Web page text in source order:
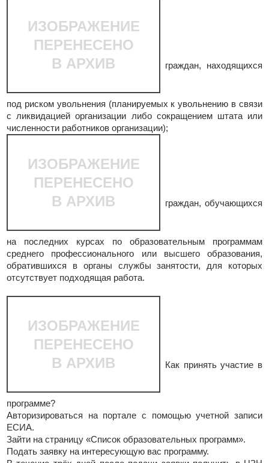
ИЗОБРАЖЕНИЕ
ПЕРЕНЕСЕНО
В АРХИВ
граждан, находящихся
под риском увольнения (планируемых к увольнению в связи
с ликвидацией организации либо сокращением штата или
численности работников организации);
ИЗОБРАЖЕНИЕ
ПЕРЕНЕСЕНО
В АРХИВ
граждан, обучающихся
на последних курсах по образовательным программам
среднего профессионального или высшего образования,
обратившихся в органы службы занятости, для которых
отсутствует подходящая работа.
ИЗОБРАЖЕНИЕ
ПЕРЕНЕСЕНО
В АРХИВ
Как принять участие в
программе?
Авторизироваться на портале с помощью учетной записи
ЕСИА.
Зайти на страницу «Список образовательных программ».
Подать заявку на интересующую вас программу.